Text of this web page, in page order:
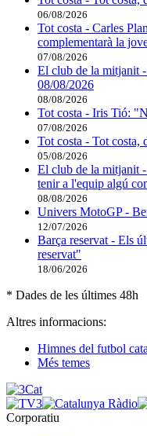
06/08/2026
Tot costa - Carles
complementarà la
07/08/2026
El club de la mitjanit
08/08/2026
08/08/2026
Tot costa - Iris Tió:
07/08/2026
Tot costa - Tot costa,
05/08/2026
El club de la mitjanit
tenir a l'equip algú
08/08/2026
Univers MotoGP -
12/07/2026
Barça reservat - Els
reservat"
18/06/2026
* Dades de les últimes 48h
Altres informacions:
Himnes del futbol
Més temes
Corporatiu